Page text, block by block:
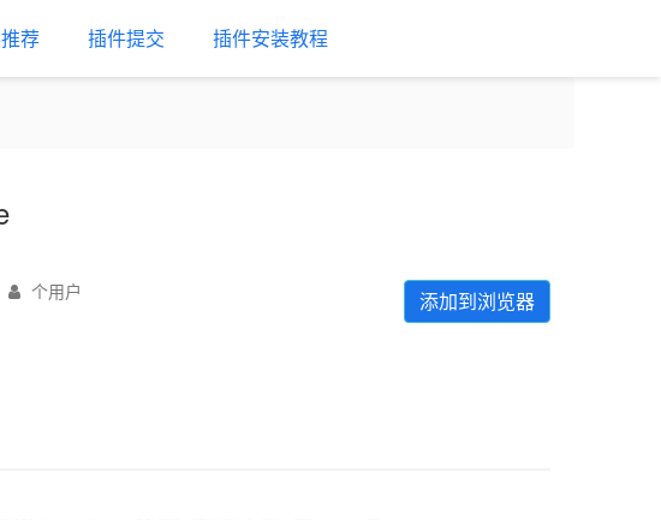
荐 插件提交 插件安装教程
个用户
添加到浏览器